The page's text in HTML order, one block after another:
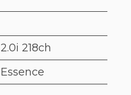
2.0i 218ch
Essence